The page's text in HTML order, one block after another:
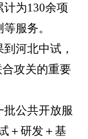
为130余项
服务。
河北中试，
攻关的重要
公共开放服
＋研发＋基